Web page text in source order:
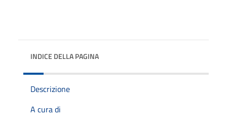
INDICE DELLA PAGINA
Descrizione
A cura di